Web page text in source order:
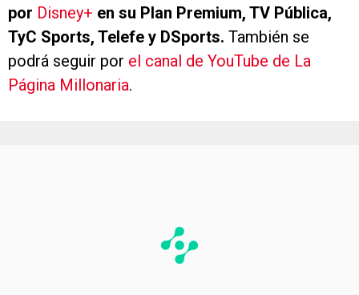
por Disney+ en su Plan Premium, TV Pública,
TyC Sports, Telefe y DSports. También se
podrá seguir por el canal de YouTube de La
Página Millonaria.